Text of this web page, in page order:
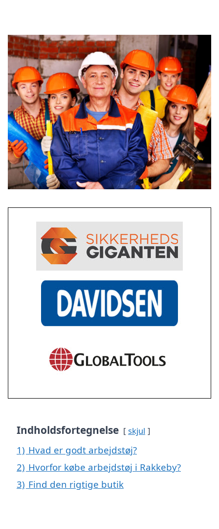
Indholdsfortegnelse skjul
1) Hvad er godt arbejdstøj?
2) Hvorfor købe arbejdstøj i Rakkeby?
3) Find den rigtige butik